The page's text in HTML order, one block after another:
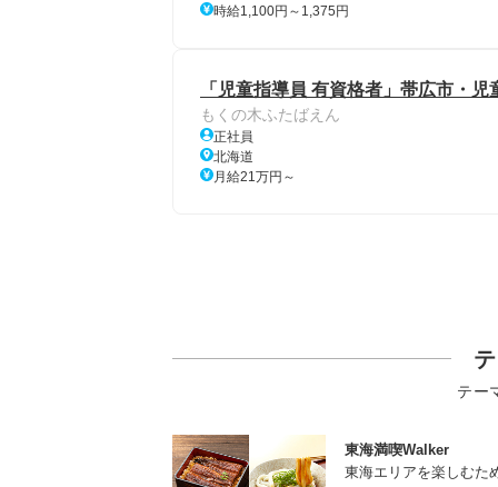
時給1,100円～1,375円
「児童指導員 有資格者」帯広市・児
もくの木ふたばえん
正社員
北海道
月給21万円～
テー
東海満喫Walker
東海エリアを楽しむた